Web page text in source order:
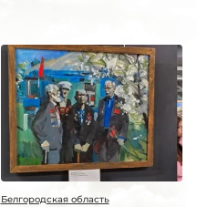
Белгородская область